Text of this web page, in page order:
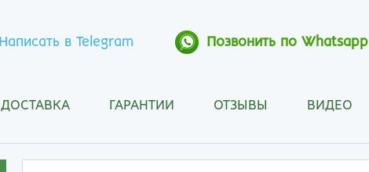
Написать в Telegram Позвонить по Whatsapp
ДОСТАВКА ГАРАНТИИ ОТЗЫВЫ ВИДЕО